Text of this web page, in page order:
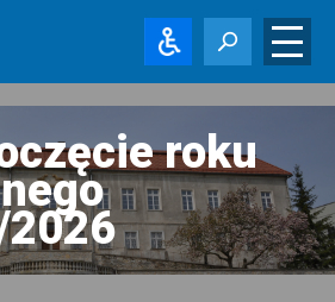
roku